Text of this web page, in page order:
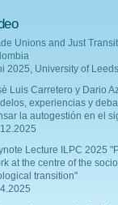
Unions and Just
2025, University of Leeds
Luis Carretero y Dario
experiencias y
la autogestión en el
Lecture ILPC 2025
at the centre of the
transition"